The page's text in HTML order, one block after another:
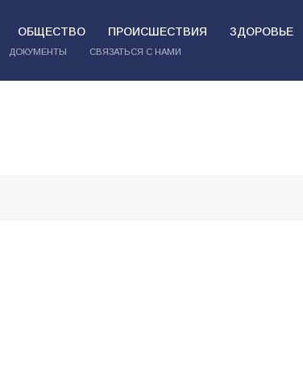
ОБЩЕСТВО ПРОИСШЕСТВИЯ ЗДОРОВЬЕ
ДОКУМЕНТЫ СВЯЗАТЬСЯ С НАМИ